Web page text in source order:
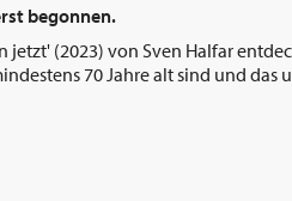
begonnen.
(2023) von Sven Halfar
70 Jahre alt sind und das